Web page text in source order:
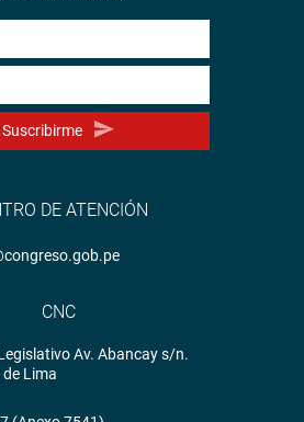
Suscribirme
DE ATENCIÓN
CNC
Av. Abancay s/n.
Lima